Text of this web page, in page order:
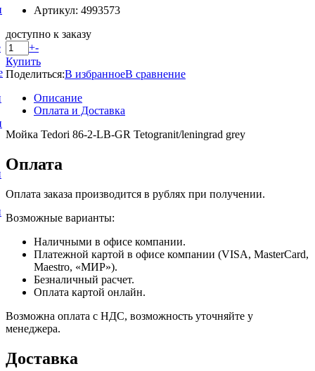
Артикул: 4993573
доступно к заказу
+-
Купить
Поделиться:В избранноеВ сравнение
Описание
Оплата и Доставка
Мойка Tedori 86-2-LB-GR Tetogranit/leningrad grey
Оплата
Оплата заказа производится в рублях при получении.
Возможные варианты:
Наличными в офисе компании.
Платежной картой в офисе компании (VISA, MasterCard,
Maestro, «МИР»).
Безналичный расчет.
Оплата картой онлайн.
Возможна оплата с НДС, возможность уточняйте у
менеджера.
Доставка